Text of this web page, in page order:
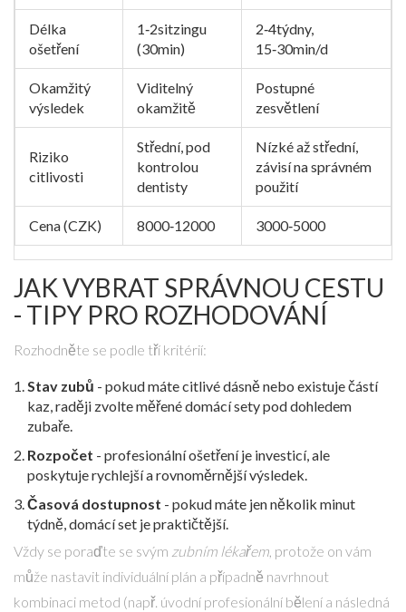
Délka
ošetření
1‑2sitzingu
(30min)
2‑4týdny,
15‑30min/d
Okamžitý
výsledek
Viditelný
okamžitě
Postupné
zesvětlení
Riziko
citlivosti
Střední, pod
kontrolou
dentisty
Nízké až střední,
závisí na správném
použití
Cena (CZK) 8000‑12000 3000‑5000
JAK VYBRAT SPRÁVNOU CESTU
- TIPY PRO ROZHODOVÁNÍ
Rozhodněte se podle tří kritérií:
Stav zubů - pokud máte citlivé dásně nebo existuje částí
kaz, raději zvolte měřené domácí sety pod dohledem
zubaře.
Rozpočet - profesionální ošetření je investicí, ale
poskytuje rychlejší a rovnoměrnější výsledek.
Časová dostupnost - pokud máte jen několik minut
týdně, domácí set je praktičtější.
Vždy se poraďte se svým zubním lékařem , protože on vám
může nastavit individuální plán a případně navrhnout
kombinaci metod (např. úvodní profesionální bělení a následná